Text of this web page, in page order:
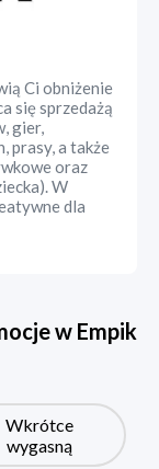
Ci obniżenie
się sprzedażą
gier,
prasy, a także
oraz
W
dla
w Empik
Wkrótce
wygasną